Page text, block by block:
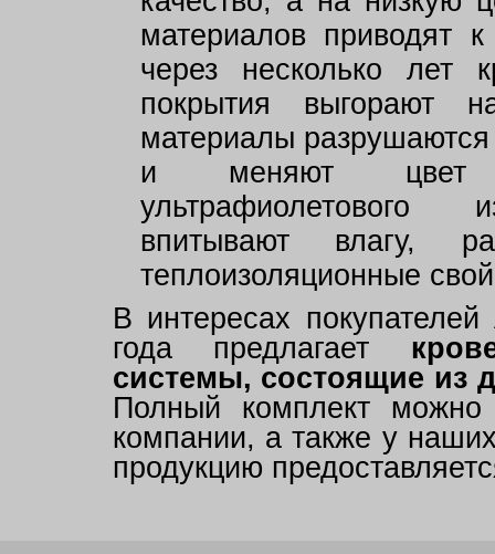
материалов приводят
через несколько лет
покрытия выгорают
материалы разрушаются
и меняют цвет
ультрафиолетового
впитывают влагу,
теплоизоляционные
В интересах
года предлагает
системы, состоящие из
Полный комплект можно
компании, а также у
продукцию